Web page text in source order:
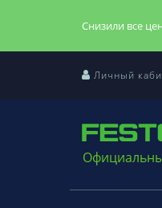
Снизили все
Личный